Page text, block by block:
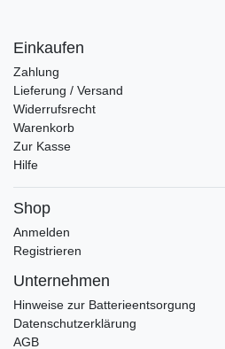
Einkaufen
Zahlung
Lieferung / Versand
Widerrufsrecht
Warenkorb
Zur Kasse
Hilfe
Shop
Anmelden
Registrieren
Unternehmen
Hinweise zur Batterieentsorgung
Datenschutzerklärung
AGB